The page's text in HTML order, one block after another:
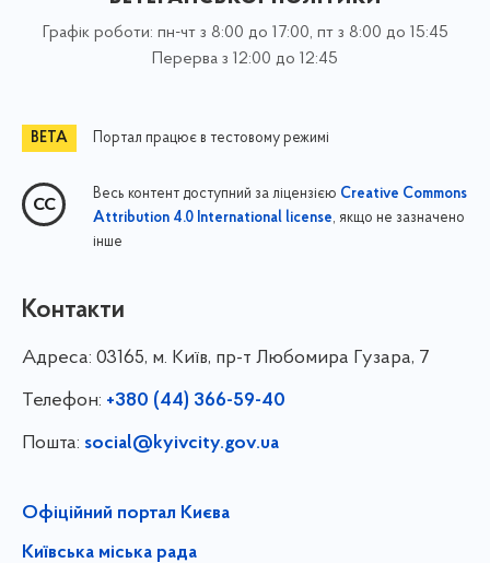
Графік роботи: пн-чт з 8:00 до 17:00, пт з 8:00 до 15:45
Перерва з 12:00 до 12:45
Портал працює в тестовому режимі
Весь контент доступний за ліцензією Creative Commons
Attribution 4.0 International license, якщо не зазначено
інше
Контакти
Адреса: 03165, м. Київ, пр-т Любомира Гузара, 7
Телефон: +380 (44) 366-59-40
Пошта: social@kyivcity.gov.ua
Офіційний портал Києва
Київська міська рада